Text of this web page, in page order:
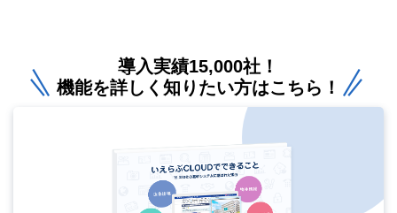
導入実績15,000社！
機能を詳しく知りたい方はこちら！